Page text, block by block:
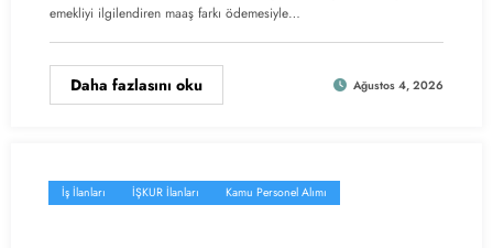
emekliyi ilgilendiren maaş farkı ödemesiyle…
Daha fazlasını oku Ağustos 4, 2026
İş İlanları İŞKUR İlanları Kamu Personel Alımı